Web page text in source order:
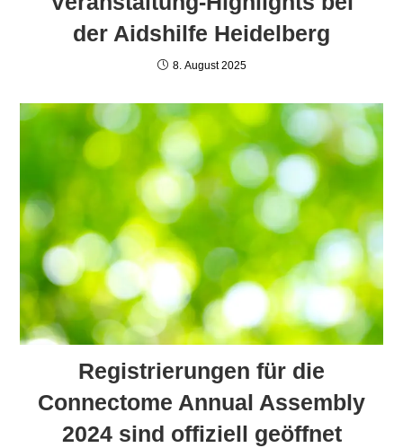
der Aidshilfe Heidelberg
8. August 2025
Registrierungen für die
Connectome Annual Assembly
2024 sind offiziell geöffnet